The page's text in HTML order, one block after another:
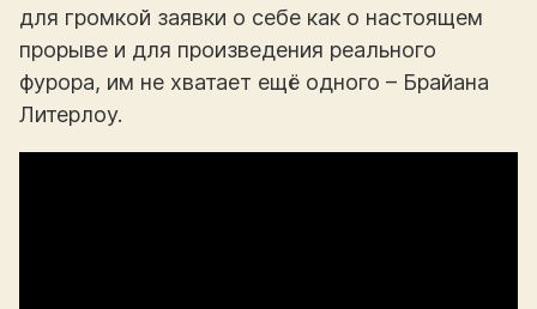
для громкой заявки о себе как о настоящем
прорыве и для произведения реального
фурора, им не хватает ещё одного – Брайана
Литерлоу.